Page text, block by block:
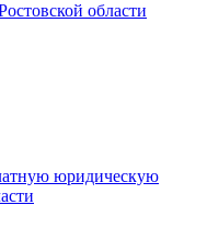
области
юридическую